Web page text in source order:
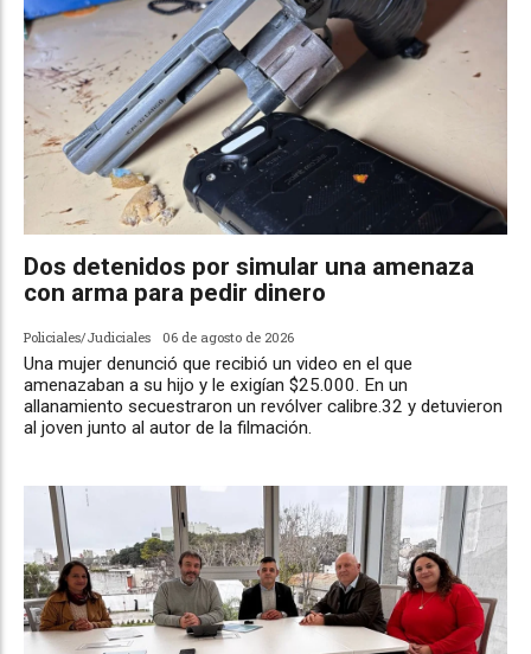
Dos detenidos por simular una amenaza
con arma para pedir dinero
Policiales/Judiciales 06 de agosto de 2026
Una mujer denunció que recibió un video en el que
amenazaban a su hijo y le exigían $25.000. En un
allanamiento secuestraron un revólver calibre.32 y detuvieron
al joven junto al autor de la filmación.